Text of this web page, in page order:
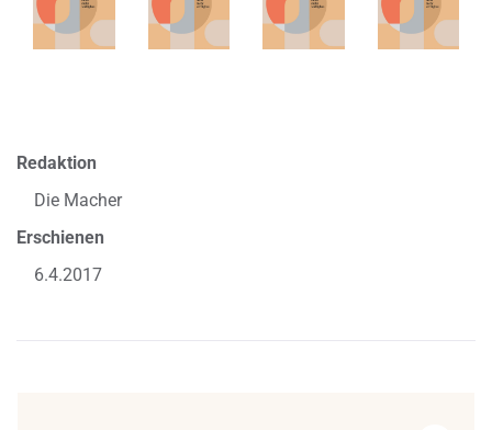
Redaktion
Die Macher
Erschienen
6.4.2017